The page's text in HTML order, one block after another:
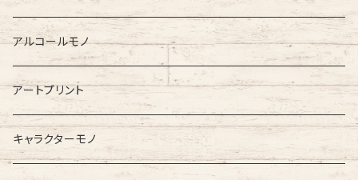
Down Jacket
Coat
TOMMY HILFIGER
Levi’s
アルコールモノ
アートプリント
キャラクターモノ